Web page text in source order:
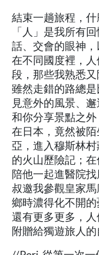
結束一趟旅程，什
「人」是我所有
話、交會的眼神，
在不同國度裡，
段，那些我熟悉
雖然走錯的路總
見意外的風景、邂
和你分享景點之外
在日本，竟然被
亞，進入穆斯林
的火山歷險記；在
陪他一起進醫院
叔邀我參觀皇家
鄉時濃得化不開
還有更多更多，人
附贈給獨遊旅人的